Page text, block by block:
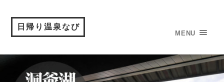
日帰り温泉なび
MENU